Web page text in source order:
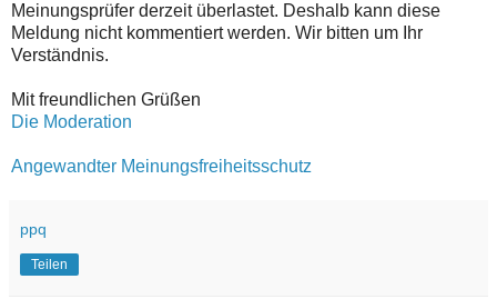
Meinungsprüfer derzeit überlastet. Deshalb kann diese
Meldung nicht kommentiert werden. Wir bitten um Ihr
Verständnis.
Mit freundlichen Grüßen
Die Moderation
Angewandter Meinungsfreiheitsschutz
ppq
Teilen